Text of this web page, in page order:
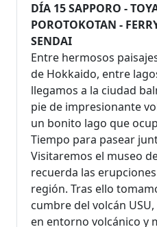
DÍA 15 SAPPORO -
POROTOKOTAN -
SENDAI
Entre hermosos
de Hokkaido, entre
llegamos a la ciudad
pie de impresionante
un bonito lago que
Tiempo para pasear
Visitaremos el museo
recuerda las
región. Tras ello
cumbre del volcán
en entorno volcánico y